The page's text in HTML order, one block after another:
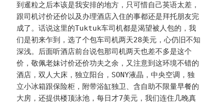
到暹粒之后本该是我安排的地方，只可惜自己英语太差，
跟司机讨价还价以及办理酒店入住的事都还是拜托朋友完
成了。话说这里的Tuktuk车司机都是渴望被人包的，我
们是初来乍到，选了个包车司机两天28美元，心仍旧不知
深浅。后面听酒店前台说包那司机两天也差不多是这个
价，敬佩老妹讨价还价功夫之余，又注意到这环境不错的
酒店，双人大床，独立阳台，SONY液晶，中央空调，独
立小冰箱跟保险柜，附带浴缸独卫、含自助不限量早餐的
大房，还提供楼顶泳池，每日才7美元，我们连住几晚真